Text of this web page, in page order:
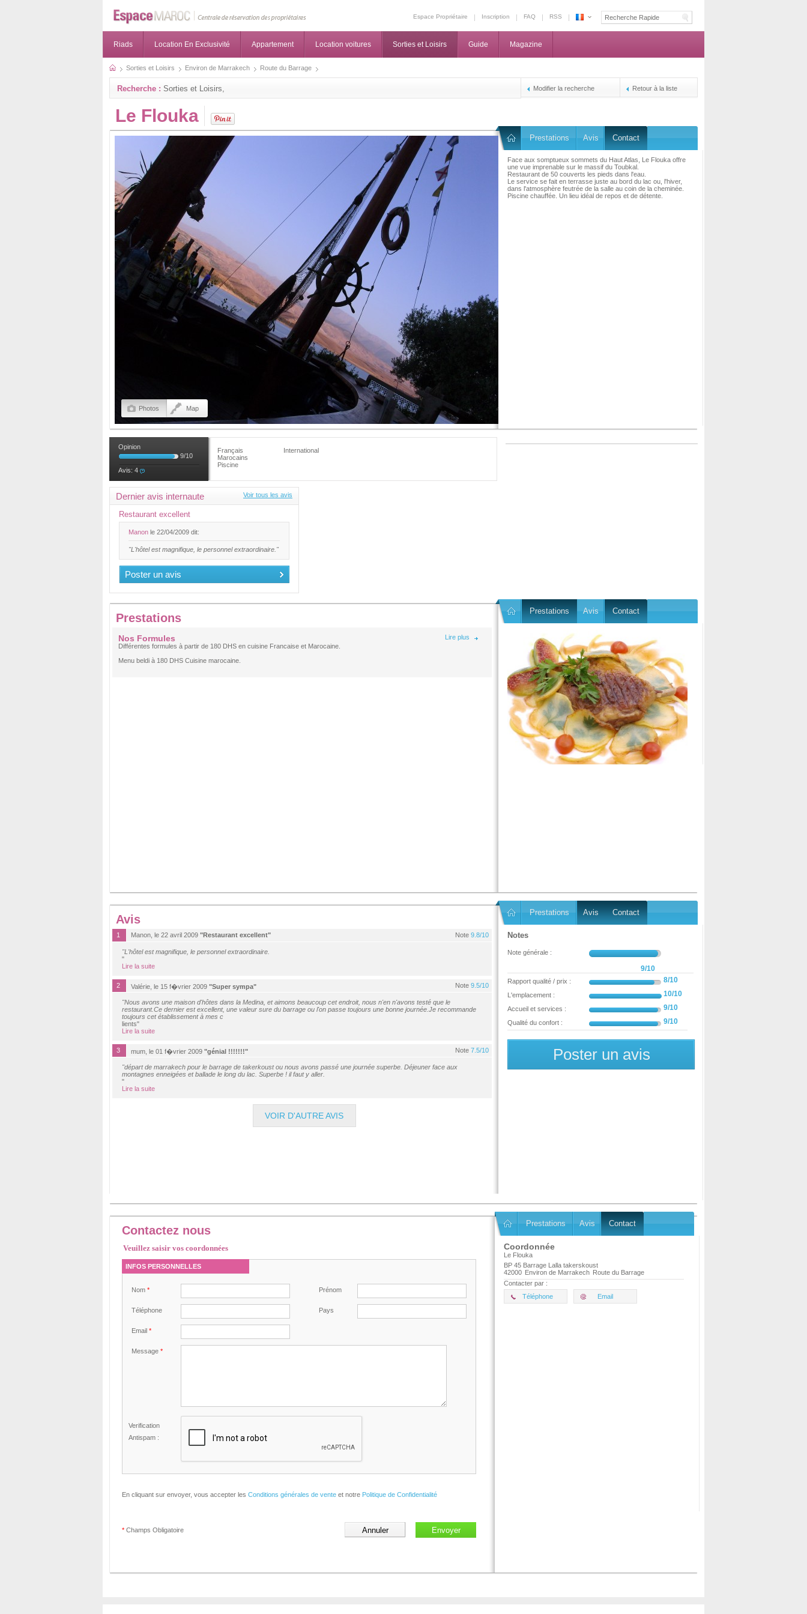
Espace Propriétaire Inscription FAQ
RSS
Riads Location En Exclusivité Appartement Location voitures Sorties et Loisirs Guide Magazine
Sorties et Loisirs Environ de Marrakech Route du Barrage
Recherche : Sorties et Loisirs, Modifier la recherche Retour à la liste
Le Flouka
Photos Map
Prestations Avis Contact
Face aux somptueux sommets du Haut Atlas, Le Flouka offre
une vue imprenable sur le massif du Toubkal.
Restaurant de 50 couverts les pieds dans l'eau.
Le service se fait en terrasse juste au bord du lac ou, l'hiver,
dans l'atmosphère feutrée de la salle au coin de la cheminée.
Piscine chauffée. Un lieu idéal de repos et de détente.
Opinion
9/10
Avis: 4
Français
Marocains
Piscine
International
Dernier avis internaute Voir tous les avis
Restaurant excellent
Manon le 22/04/2009 dit:
"L'hôtel est magnifique, le personnel extraordinaire."
Poster un avis
Prestations
Nos Formules
Lire plus
Différentes formules à partir de 180 DHS en cuisine Francaise et Marocaine.
Menu beldi à 180 DHS Cuisine marocaine.
Prestations Avis Contact
Avis
1 Manon, le 22 avril 2009 "Restaurant excellent" Note 9.8/10
"L'hôtel est magnifique, le personnel extraordinaire.
"
Lire la suite
2 Valérie, le 15 f�vrier 2009 "Super sympa" Note 9.5/10
"Nous avons une maison d'hôtes dans la Medina, et aimons beaucoup cet endroit, nous n'en n'avons testé que le
restaurant.Ce dernier est excellent, une valeur sure du barrage ou l'on passe toujours une bonne journée.Je recommande
toujours cet établissement à mes c
lients"
Lire la suite
3 mum, le 01 f�vrier 2009 "génial !!!!!!!" Note 7.5/10
"départ de marrakech pour le barrage de takerkoust ou nous avons passé une journée superbe. Déjeuner face aux
montagnes enneigées et ballade le long du lac. Superbe ! il faut y aller.
"
Lire la suite
VOIR D'AUTRE AVIS
Prestations Avis Contact
Notes
Note générale :
9/10
Rapport qualité / prix : 8/10
L'emplacement : 10/10
Accueil et services : 9/10
Qualité du confort : 9/10
Poster un avis
Contactez nous
Veuillez saisir vos coordonnées
INFOS PERSONNELLES
Nom * Prénom
Téléphone Pays
Email *
Message *
Verification
Antispam :
En cliquant sur envoyer, vous accepter les Conditions générales de vente et notre Politique de Confidentialité
* Champs Obligatoire
Prestations Avis Contact
Coordonnée
Le Flouka
BP 45 Barrage Lalla takerskoust
42000 Environ de Marrakech Route du Barrage
Contacter par :
Téléphone
Email